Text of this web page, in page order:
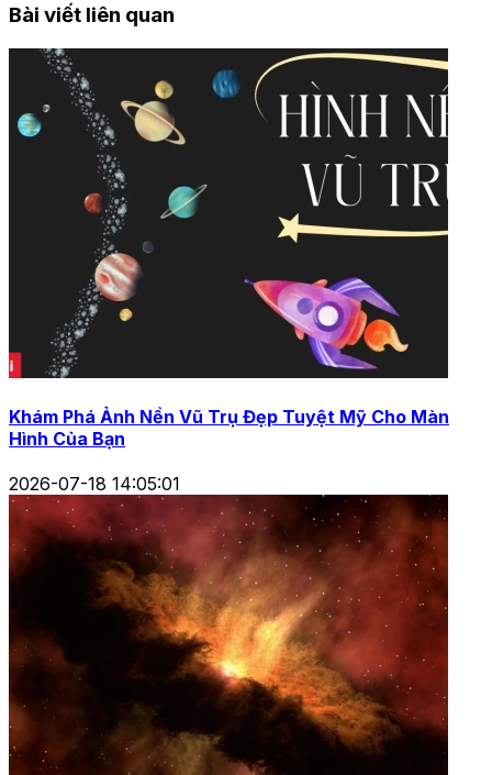
Bài viết liên quan
Khám Phá Ảnh Nền Vũ Trụ Đẹp Tuyệt Mỹ Cho Màn
Hình Của Bạn
2026-07-18 14:05:01